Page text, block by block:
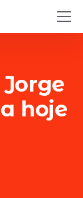
hoje